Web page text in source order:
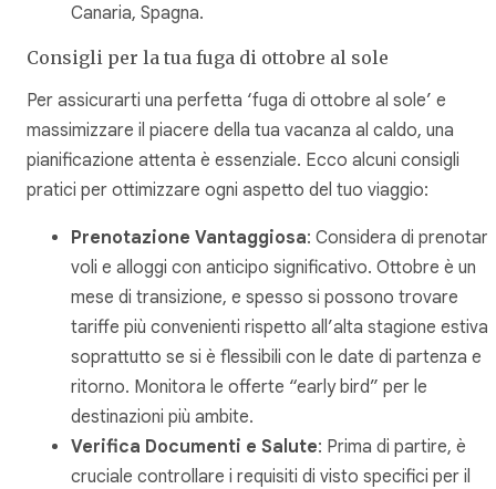
Canaria, Spagna.
Consigli per la tua fuga di ottobre al sole
Per assicurarti una perfetta ‘fuga di ottobre al sole’ e
massimizzare il piacere della tua vacanza al caldo, una
pianificazione attenta è essenziale. Ecco alcuni consigli
pratici per ottimizzare ogni aspetto del tuo viaggio:
Prenotazione Vantaggiosa: Considera di
voli e alloggi con anticipo significativo. Ottobre è un
mese di transizione, e spesso si possono trovare
tariffe più convenienti rispetto all’alta stagione estiva,
soprattutto se si è flessibili con le date di partenza e
ritorno. Monitora le offerte “early bird” per le
destinazioni più ambite.
Verifica Documenti e Salute: Prima di partire, è
cruciale controllare i requisiti di visto specifici per il